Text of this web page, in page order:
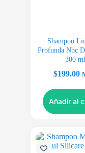
Shampoo
Profunda Nbc
300 ml
$199.00
Añadir al